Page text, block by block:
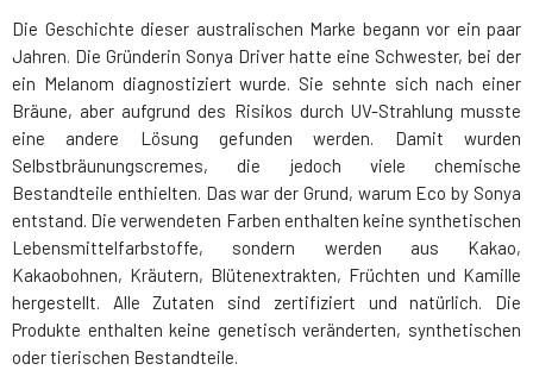
Die Geschichte dieser australischen Marke begann vor ein paar
Jahren. Die Gründerin Sonya Driver hatte eine Schwester, bei der
ein Melanom diagnostiziert wurde. Sie sehnte sich nach einer
Bräune, aber aufgrund des Risikos durch UV-Strahlung musste
eine andere Lösung gefunden werden. Damit wurden
Selbstbräunungscremes, die jedoch viele chemische
Bestandteile enthielten. Das war der Grund, warum Eco by Sonya
entstand. Die verwendeten Farben enthalten keine synthetischen
Lebensmittelfarbstoffe, sondern werden aus Kakao,
Kakaobohnen, Kräutern, Blütenextrakten, Früchten und Kamille
hergestellt. Alle Zutaten sind zertifiziert und natürlich. Die
Produkte enthalten keine genetisch veränderten, synthetischen
oder tierischen Bestandteile.